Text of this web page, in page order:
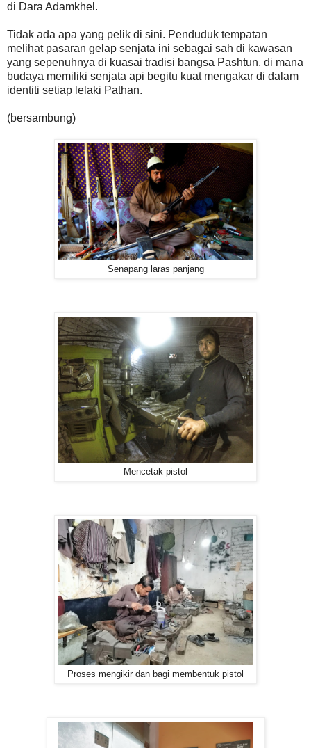
di Dara Adamkhel.
Tidak ada apa yang pelik di sini. Penduduk tempatan
melihat pasaran gelap senjata ini sebagai sah di kawasan
yang sepenuhnya di kuasai tradisi bangsa Pashtun, di mana
budaya memiliki senjata api begitu kuat mengakar di dalam
identiti setiap lelaki Pathan.
(bersambung)
Senapang laras panjang
Mencetak pistol
Proses mengikir dan bagi membentuk pistol